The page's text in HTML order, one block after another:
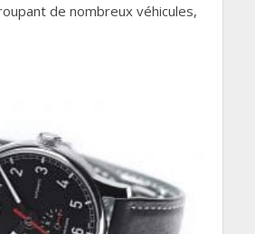
de nombreux véhicules,